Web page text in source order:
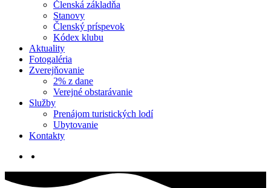
Členská základňa
Stanovy
Členský príspevok
Kódex klubu
Aktuality
Fotogaléria
Zverejňovanie
2% z dane
Verejné obstarávanie
Služby
Prenájom turistických lodí
Ubytovanie
Kontakty